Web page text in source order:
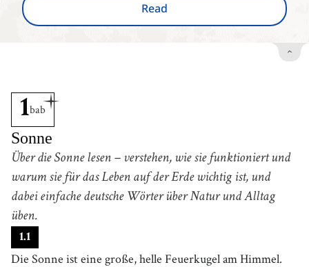
Read
1bab
Sonne
Über die Sonne lesen – verstehen, wie sie funktioniert und
warum sie für das Leben auf der Erde wichtig ist, und
dabei einfache deutsche Wörter über Natur und Alltag
üben.
1.1
Die Sonne ist eine große, helle Feuerkugel am Himmel.